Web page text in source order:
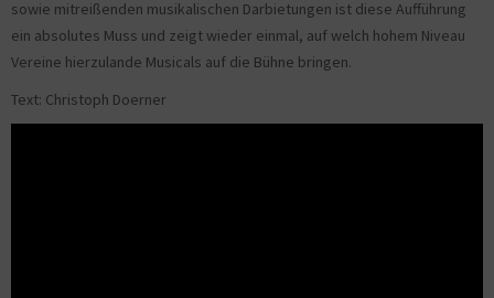
sowie mitreißenden musikalischen Darbietungen ist diese Aufführung
ein absolutes Muss und zeigt wieder einmal, auf welch hohem Niveau
Vereine hierzulande Musicals auf die Bühne bringen.
Text: Christoph Doerner